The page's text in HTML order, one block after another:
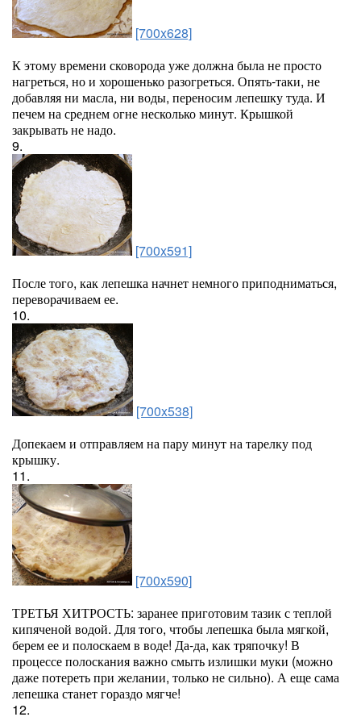
[700x628]
К этому времени сковорода уже должна была не просто
нагреться, но и хорошенько разогреться. Опять-таки, не
добавляя ни масла, ни воды, переносим лепешку туда. И
печем на среднем огне несколько минут. Крышкой
закрывать не надо.
9.
[700x591]
После того, как лепешка начнет немного приподниматься,
переворачиваем ее.
10.
[700x538]
Допекаем и отправляем на пару минут на тарелку под
крышку.
11.
[700x590]
ТРЕТЬЯ ХИТРОСТЬ: заранее приготовим тазик с теплой
кипяченой водой. Для того, чтобы лепешка была мягкой,
берем ее и полоскаем в воде! Да-да, как тряпочку! В
процессе полоскания важно смыть излишки муки (можно
даже потереть при желании, только не сильно). А еще сама
лепешка станет гораздо мягче!
12.